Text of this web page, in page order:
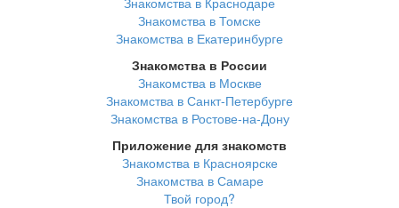
Знакомства в Томске
Знакомства в Екатеринбурге
Знакомства в России
Знакомства в Москве
Знакомства в Санкт-Петербурге
Знакомства в Ростове-на-Дону
Приложение для знакомств
Знакомства в Красноярске
Знакомства в Самаре
Твой город?